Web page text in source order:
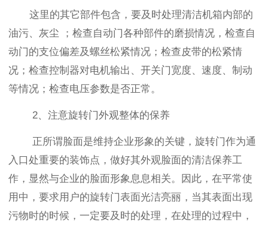
这里的其它部件包含，要及时处理清洁机箱内部的
油污、灰尘
；检查自动门各种部件的磨损情况，检查自
动门的支位偏差及螺丝松紧情况；检查皮带的松紧情
况；检查控制器对电机输出、开关门宽度、速度、制动
等情况；检查电压参数是否正常。
2、注意旋转门外观整体的保养
正所谓脸面是维持企业形象的关键，旋转门作为通
入口处重要的装饰点，做好其外观脸面的清洁保养工
作，显然与企业的脸面形象息息相关。因此，在平常使
用中，要求用户的旋转门表面光洁亮丽，当其表面出现
污物时的时候，一定要及时的处理，在处理的过程中，